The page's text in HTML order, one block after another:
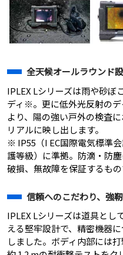
全天候オールラウンド
IPLEX Lシリーズは雨や砂ぼ
ディ※。更に低外光反射の
より、陽の強い戸外の検査
リアルに映し出します。
※ IP55（I EC国際電気標準
護等級）に準拠。防滴・防
破損、無故障を保証するもの
信頼へのこだわり、強
IPLEX Lシリーズは道具とし
える堅牢設計で、精密機器
しました。ボディ内部には